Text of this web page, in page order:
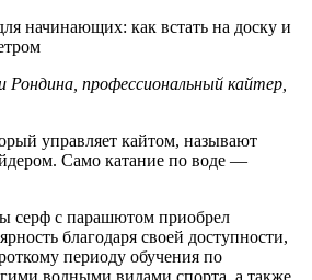
профессиональный кайтер,
управляет кайтом, называют
Само катание по воде —
серф с парашютом приобрел
благодаря своей доступности,
периоду обучения по
водными видами спорта, а также